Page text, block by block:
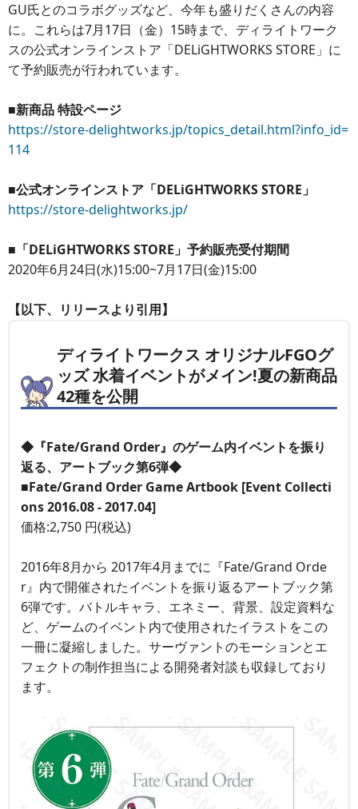
GU氏とのコラボグッズなど、今年も盛りだくさんの内容
に。これらは7月17日（金）15時まで、ディライトワーク
スの公式オンラインストア「DELiGHTWORKS STORE」に
て予約販売が行われています。
■新商品 特設ページ
https://store-delightworks.jp/topics_detail.html?info_id=
114
■公式オンラインストア「DELiGHTWORKS STORE」
https://store-delightworks.jp/
■「DELiGHTWORKS STORE」予約販売受付期間
2020年6月24日(水)15:00~7月17日(金)15:00
【以下、リリースより引用】
ディライトワークス オリジナルFGOグ
ッズ 水着イベントがメイン!夏の新商品
42種を公開
◆『Fate/Grand Order』のゲーム内イベントを振り
返る、アートブック第6弾◆
■Fate/Grand Order Game Artbook [Event Collecti
ons 2016.08 - 2017.04]
価格:2,750 円(税込)
2016年8月から 2017年4月までに『Fate/Grand Orde
r』内で開催されたイベントを振り返るアートブック第
6弾です。バトルキャラ、エネミー、背景、設定資料な
ど、ゲームのイベント内で使用されたイラストをこの
一冊に凝縮しました。サーヴァントのモーションとエ
フェクトの制作担当による開発者対談も収録しており
ます。